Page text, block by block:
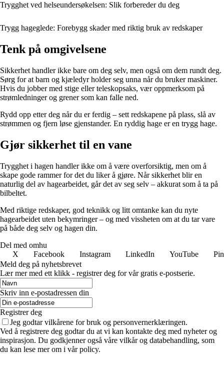
Trygghet ved helseundersøkelsen: Slik forbereder du deg
Trygg hageglede: Forebygg skader med riktig bruk av redskaper
Tenk på omgivelsene
Sikkerhet handler ikke bare om deg selv, men også om dem rundt deg.
Sørg for at barn og kjæledyr holder seg unna når du bruker maskiner.
Hvis du jobber med stige eller teleskopsaks, vær oppmerksom på
strømledninger og grener som kan falle ned.
Rydd opp etter deg når du er ferdig – sett redskapene på plass, slå av
strømmen og fjern løse gjenstander. En ryddig hage er en trygg hage.
Gjør sikkerhet til en vane
Trygghet i hagen handler ikke om å være overforsiktig, men om å
skape gode rammer for det du liker å gjøre. Når sikkerhet blir en
naturlig del av hagearbeidet, går det av seg selv – akkurat som å ta på
bilbeltet.
Med riktige redskaper, god teknikk og litt omtanke kan du nyte
hagearbeidet uten bekymringer – og med vissheten om at du tar vare
på både deg selv og hagen din.
Del med omhu
X
Facebook Instagram LinkedIn YouTube
Meld deg på nyhetsbrevet
Lær mer med ett klikk - registrer deg for vår gratis e-postserie.
Skriv inn e-postadressen din
Registrer deg
Jeg godtar vilkårene for bruk og personvernerklæringen.
Ved å registrere deg godtar du at vi kan kontakte deg med nyheter og
inspirasjon. Du godkjenner også våre vilkår og databehandling, som
du kan lese mer om i vår policy.